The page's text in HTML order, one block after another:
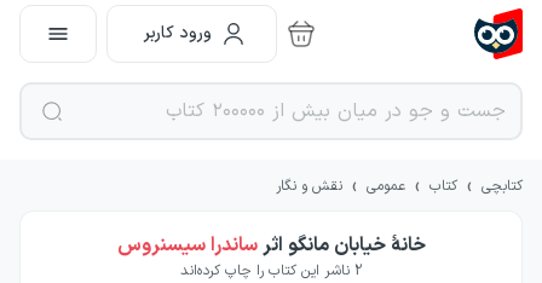
ورود کاربر
کتابچی › کتاب › عمومی › نقش و نگار
خانهٔ خیابان مانگو اثرساندرا سیسنروس
2 ناشر این کتاب را چاپ کرده‌اند